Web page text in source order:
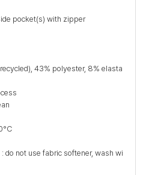
pocket(s) with zipper
43% polyester, 8% elasta
do not use fabric softener, wash wi